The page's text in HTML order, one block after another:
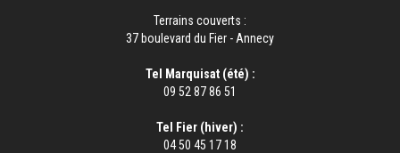
Terrains couverts :
37 boulevard du Fier - Annecy
Tel Marquisat (été) :
09 52 87 86 51
Tel Fier (hiver) :
04 50 45 17 18